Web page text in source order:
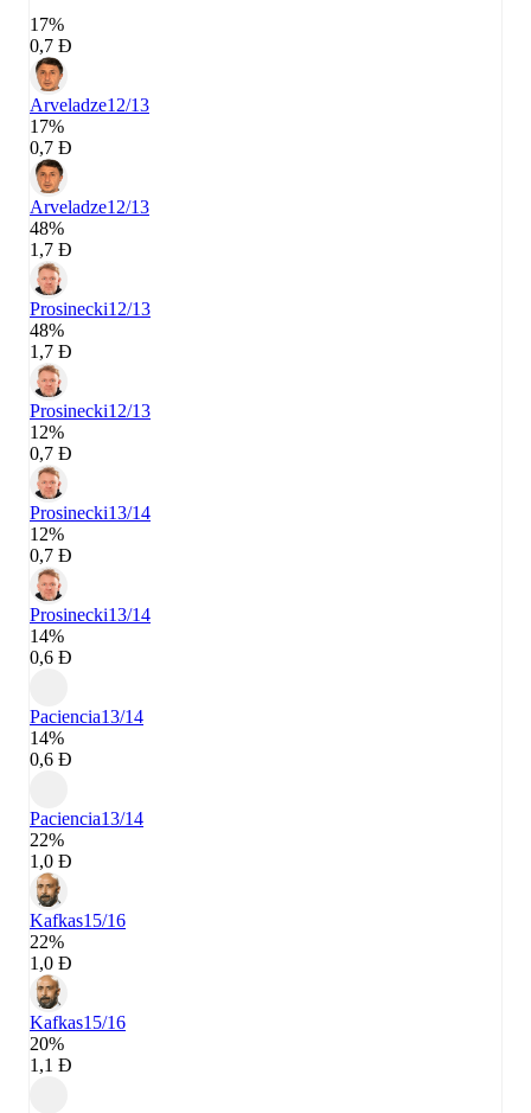
17%
0,7 Đ
Arveladze12/13
17%
0,7 Đ
Arveladze12/13
48%
1,7 Đ
Prosinecki12/13
48%
1,7 Đ
Prosinecki12/13
12%
0,7 Đ
Prosinecki13/14
12%
0,7 Đ
Prosinecki13/14
14%
0,6 Đ
Paciencia13/14
14%
0,6 Đ
Paciencia13/14
22%
1,0 Đ
Kafkas15/16
22%
1,0 Đ
Kafkas15/16
20%
1,1 Đ